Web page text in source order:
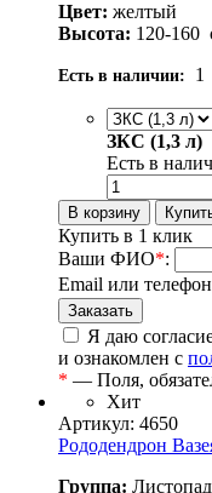
Цвет: желтый
Высота: 120-160
Есть в наличии: 1
ЗКС (1,3 л)
Есть в
Купить в 1 клик
Ваши ФИО*:
Email или телефон
Я даю
и ознакомлен с
* — Поля,
Хит
Артикул: 4650
Рододендрон
Группа: